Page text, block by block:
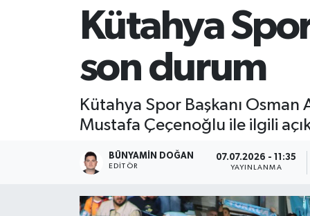
Kütahya
son durum
Kütahya Spor Başkanı
Mustafa Çeçenoğlu ile ilgili
BÜNYAMIN DOĞAN
EDITÖR
07.07.2026 - 11:35
YAYINLANMA
Aslanapa
Biyografiler
Domaniç
Dumlupınar
Süper Lig Puan Durumu ve Fikstür
Tüm Manşetler
Son Dakika Haberleri